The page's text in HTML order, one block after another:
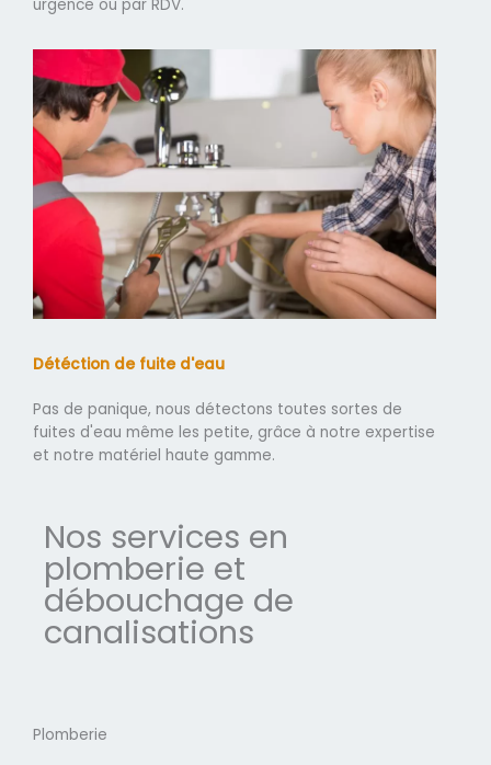
urgence ou par RDV.
Détéction de fuite d'eau
Pas de panique, nous détectons toutes sortes de
fuites d'eau même les petite, grâce à notre expertise
et notre matériel haute gamme.
Nos services en
plomberie et
débouchage de
canalisations
Plomberie